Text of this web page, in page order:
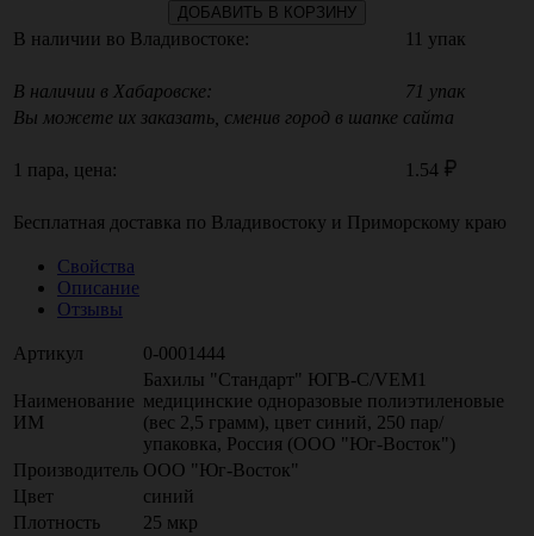
ДОБАВИТЬ В КОРЗИНУ
В наличии во Владивостоке: 11 упак
В наличии в Хабаровске:
71 упак
Вы можете их заказать, сменив город в шапке сайта
1 пара, цена: 1.54
Бесплатная доставка по Владивостоку и Приморскому краю
Свойства
Описание
Отзывы
Артикул 0-0001444
Наименование
ИМ
Бахилы "Стандарт" ЮГВ-С/VEM1
медицинские одноразовые полиэтиленовые
(вес 2,5 грамм), цвет синий, 250 пар/
упаковка, Россия (ООО "Юг-Восток")
Производитель ООО "Юг-Восток"
Цвет
синий
Плотность
25 мкр